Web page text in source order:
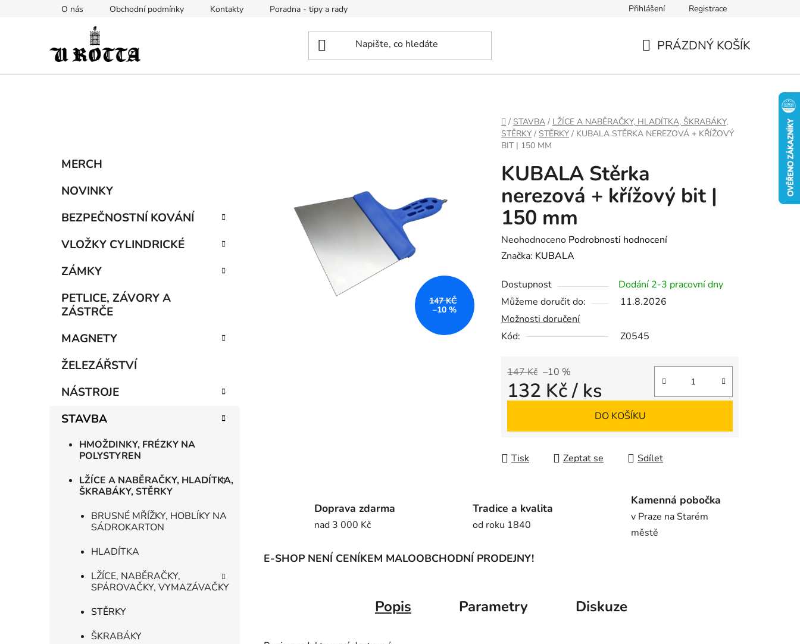
O nás Obchodní podmínky Kontakty Poradna - tipy a rady Přihlášení Registrace
PRÁZDNÝ KOŠÍK
DOMŮ
/ STAVBA / LŽÍCE A NABĚRAČKY, HLADÍTKA, ŠKRABÁKY,
STĚRKY / STĚRKY / KUBALA STĚRKA NEREZOVÁ + KŘÍŽOVÝ
BIT | 150 MM
Přeskočit
kategorie
MERCH
NOVINKY
BEZPEČNOSTNÍ KOVÁNÍ
VLOŽKY CYLINDRICKÉ
ZÁMKY
PETLICE, ZÁVORY A
ZÁSTRČE
MAGNETY
ŽELEZÁŘSTVÍ
NÁSTROJE
STAVBA
HMOŽDINKY, FRÉZKY NA
POLYSTYREN
LŽÍCE A NABĚRAČKY, HLADÍTKA,
ŠKRABÁKY, STĚRKY
BRUSNÉ MŘÍŽKY, HOBLÍKY NA
SÁDROKARTON
HLADÍTKA
LŽÍCE, NABĚRAČKY,
SPÁROVAČKY, VYMAZÁVAČKY
STĚRKY
ŠKRABÁKY
KUBALA Stěrka
nerezová + křížový bit |
150 mm
Průměrné
hodnocení
je
0,0
z
5
Neohodnoceno Podrobnosti hodnocení
Značka: KUBALA
Dostupnost
Dodání 2-3 pracovní dny
Můžeme doručit do:
11.8.2026
Možnosti doručení
Kód:
Z0545
147 Kč –10 %
132 Kč/ ks
DO KOŠÍKU
Tisk Zeptat se Sdílet
147 KČ
–10 %
Doprava zdarma
nad 3 000 Kč
Tradice a kvalita
od roku 1840
Kamenná pobočka
v Praze na Starém
městě
E-SHOP NENÍ CENÍKEM MALOOBCHODNÍ PRODEJNY!
Popis Parametry Diskuze